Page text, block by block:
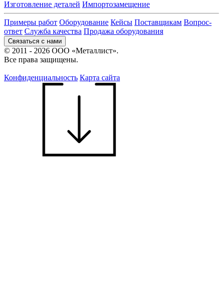
Изготовление деталей Импортозамещение
Примеры работ Оборудование Кейсы Поставщикам Вопрос-
ответ Служба качества Продажа оборудования
Связаться с нами
© 2011 - 2026 ООО «Металлист».
Все права защищены.
Конфиденциальность Карта сайта